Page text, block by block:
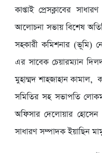
কাপ্তাই প্রেসক্লাবের
আলোচনা সভায় বিশেষ
সহকারী কমিশনার (ভূমি)
এর সাবেক চেয়ারম্যান
মুহাম্মদ শাহজাহান কামাল,
সমিতির সহ সভাপতি
অফিসার দেলোয়ার
সাধারণ সম্পাদক ইয়াছিন